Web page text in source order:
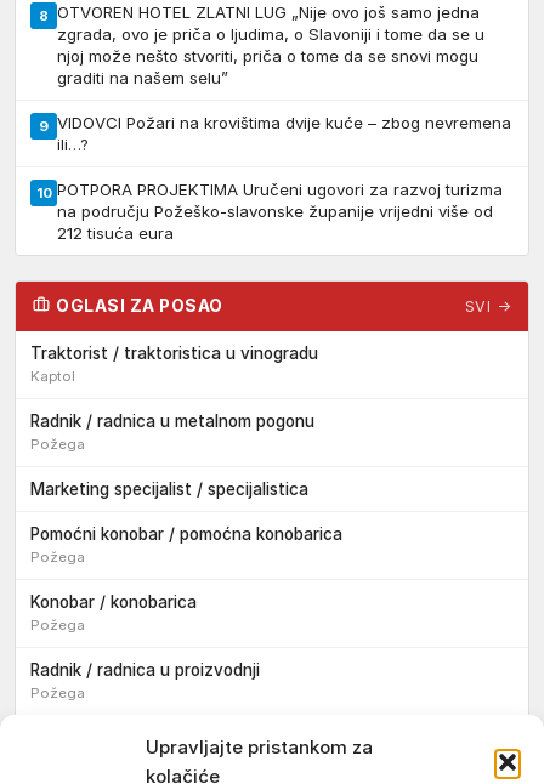
Upravljajte pristankom za
kolačiće
8 OTVOREN HOTEL ZLATNI LUG „Nije ovo još samo jedna
zgrada, ovo je priča o ljudima, o Slavoniji i tome da se u
njoj može nešto stvoriti, priča o tome da se snovi mogu
graditi na našem selu”
9 VIDOVCI Požari na krovištima dvije kuće – zbog nevremena
ili…?
10 POTPORA PROJEKTIMA Uručeni ugovori za razvoj turizma
na području Požeško-slavonske županije vrijedni više od
212 tisuća eura
OGLASI ZA POSAO SVI →
Traktorist / traktoristica u vinogradu
Kaptol
Radnik / radnica u metalnom pogonu
Požega
Marketing specijalist / specijalistica
Pomoćni konobar / pomoćna konobarica
Požega
Konobar / konobarica
Požega
Radnik / radnica u proizvodnji
Požega
Sezonski pomoćni radnik / sezonska pomoćna radnica